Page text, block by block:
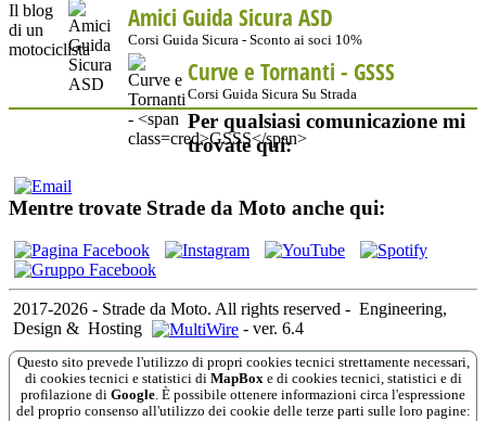
Amici Guida Sicura ASD
Corsi Guida Sicura - Sconto ai soci 10%
Curve e Tornanti - GSSS
Corsi Guida Sicura Su Strada
Per qualsiasi comunicazione mi
trovate qui:
Mentre trovate Strade da Moto anche qui:
2017-2026 - Strade da Moto. All rights reserved - Engineering,
Design & Hosting - ver. 6.4
Questo sito prevede l'utilizzo di propri cookies tecnici strettamente necessari,
di cookies tecnici e statistici di MapBoxe di cookies tecnici, statistici e di
profilazione di Google. È possibile ottenere informazioni circa l'espressione
del proprio consenso all'utilizzo dei cookie delle terze parti sulle loro pagine: